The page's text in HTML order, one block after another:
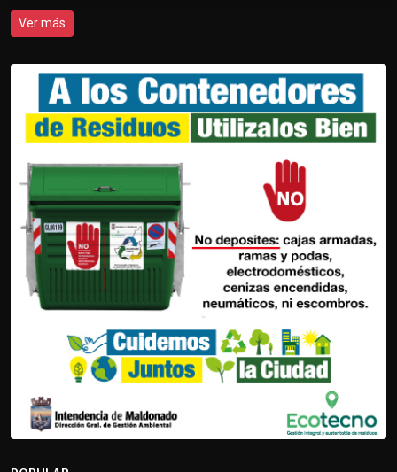
Ver más